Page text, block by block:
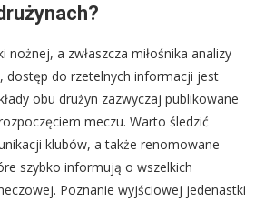
nożnej, a zwłaszcza miłośnika analizy
dostęp do rzetelnych informacji jest
obu drużyn zazwyczaj publikowane
meczu. Warto śledzić
klubów, a także renomowane
szybko informują o wszelkich
Poznanie wyjściowej jedenastki